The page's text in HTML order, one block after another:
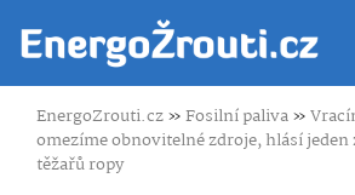
EnergoZrouti.cz»Fosilní paliva»
omezíme obnovitelné zdroje, hlásí
těžařů ropy